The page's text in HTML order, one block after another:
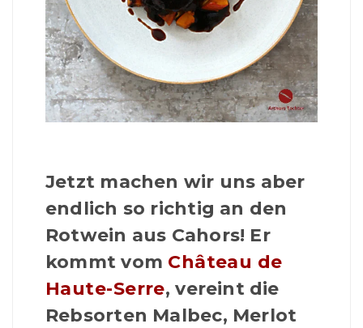
Jetzt machen wir uns aber
endlich so richtig an den
Rotwein aus Cahors! Er
kommt vom Château de
Haute-Serre, vereint die
Rebsorten Malbec, Merlot